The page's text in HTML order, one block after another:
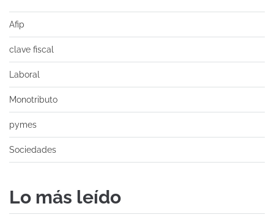
Afip
clave fiscal
Laboral
Monotributo
pymes
Sociedades
Lo más leído